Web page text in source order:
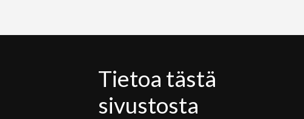
Tietoa tästä
sivustosta